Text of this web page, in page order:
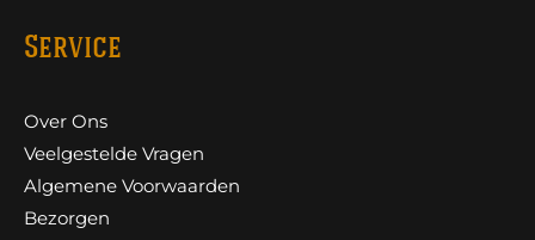
Service
Over Ons
Veelgestelde Vragen
Algemene Voorwaarden
Bezorgen